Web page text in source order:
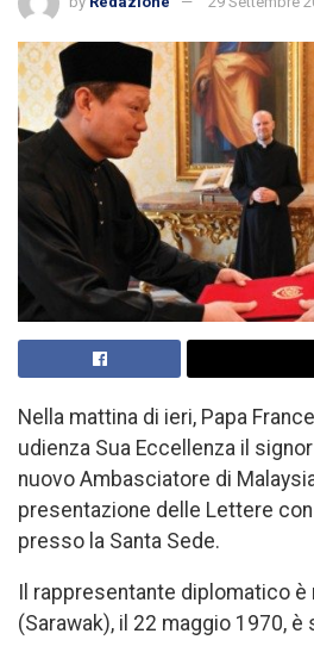
Nella mattina di ieri, Papa
udienza Sua Eccellenza il
nuovo Ambasciatore di
presentazione delle Lettere
presso la Santa Sede.
Il rappresentante diplomatico è
(Sarawak), il 22 maggio 1970,